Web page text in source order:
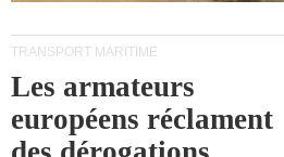
TRANSPORT MARITIME
Les armateurs
européens réclament